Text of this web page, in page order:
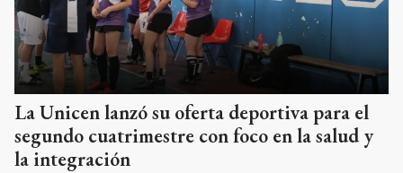
La Unicen lanzó su oferta deportiva para el
segundo cuatrimestre con foco en la salud y
la integración